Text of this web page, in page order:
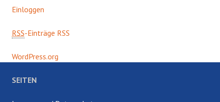
Einloggen
RSS-Einträge RSS
WordPress.org
SEITEN